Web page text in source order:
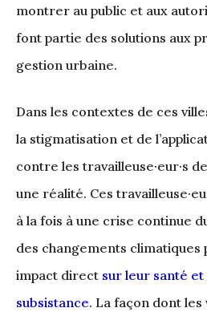
montrer au public et aux
font partie des solutions aux
gestion urbaine.
Dans les contextes de ces
la stigmatisation et de
contre les travailleuse·eur·s
une réalité. Ces
à la fois à une crise continue
des changements climatiques
impact direct sur leur santé
subsistance. La façon dont